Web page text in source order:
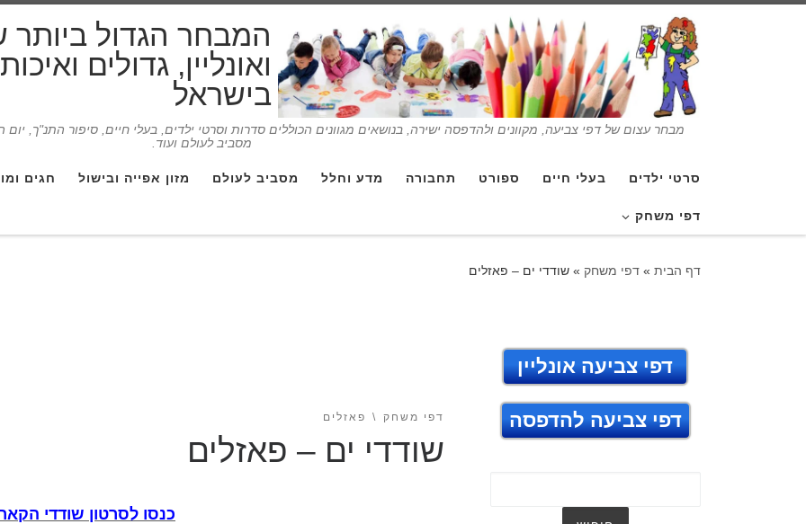
המבחר הגדול
ואונליין, גדולים
בישראל
מבחר עצום של דפי צביעה, מקוונים ולהדפסה ישירה, בנושאים מגוונים הכוללים סדרות וסרטי ילדים, בעלי חיים, סיפור התנ"ך,
מסביב לעולם ועוד.
סרטי ילדים בעלי חיים ספורט תחבורה מדע וחלל מסביב לעולם מזון אפייה ובישול חגים
דפי משחק
דף הבית » דפי משחק » שודדי ים – פאזלים
דפי משחק פאזלים
שודדי ים – פאזלים
כנסו לסרטון שודדי
דפי צביעה אונליין
דפי צביעה להדפסה